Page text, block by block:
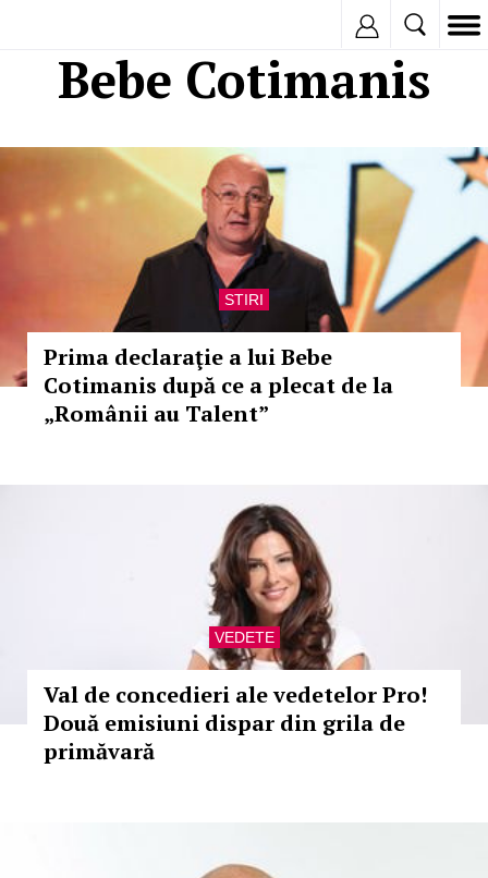
Bebe Cotimanis
STIRI
Prima declaraţie a lui Bebe
Cotimanis după ce a plecat de la
„Românii au Talent”
VEDETE
Val de concedieri ale vedetelor Pro!
Două emisiuni dispar din grila de
primăvară